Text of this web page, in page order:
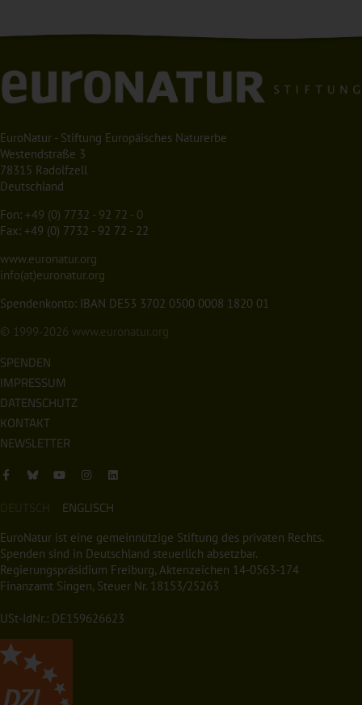
EuroNatur - Stiftung Europäisches Naturerbe
Westendstraße 3
78315 Radolfzell
Deutschland
Fon: +49 (0) 7732 - 92 72 - 0
Fax: +49 (0) 7732 - 92 72 - 22
www.euronatur.org
info(at)euronatur.org
Spendenkonto: IBAN DE53 3702 0500 0008 1820 01
© 1999-2026 www.euronatur.org
SPENDEN
IMPRESSUM
DATENSCHUTZ
KONTAKT
NEWSLETTER
DEUTSCH ENGLISCH
EuroNatur ist eine gemeinnützige Stiftung des privaten Rechts.
Spenden sind in Deutschland steuerlich absetzbar.
Regierungspräsidium Freiburg, Aktenzeichen 14-0563-174
Finanzamt Singen, Steuer Nr. 18153/25263
USt-IdNr.: DE159626623